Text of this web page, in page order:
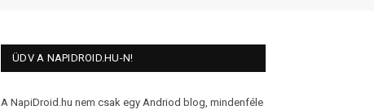
ÜDV A NAPIDROID.HU-N!
A NapiDroid.hu nem csak egy Andriod blog, mindenféle